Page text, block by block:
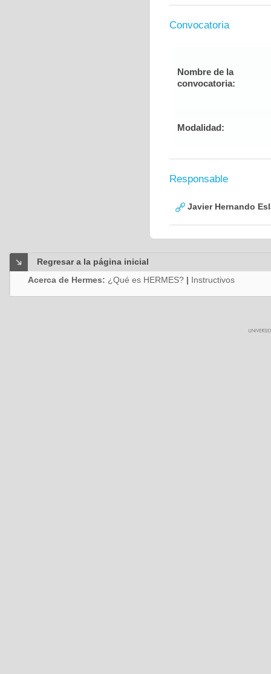
Convocatoria
Nombre de la
convocatoria:
Modalidad:
Responsable
Javier Hernando
Regresar a la página inicial
Acerca de Hermes: ¿Qué es HERMES? | Instructivos